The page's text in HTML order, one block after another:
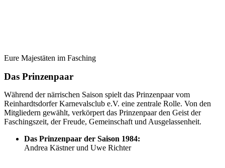
Eure Majestäten im Fasching
Das Prinzenpaar
Während der närrischen Saison spielt das Prinzenpaar vom
Reinhardtsdorfer Karnevalsclub e.V. eine zentrale Rolle. Von den
Mitgliedern gewählt, verkörpert das Prinzenpaar den Geist der
Faschingszeit, der Freude, Gemeinschaft und Ausgelassenheit.
Das Prinzenpaar der Saison 1984:
Andrea Kästner und Uwe Richter